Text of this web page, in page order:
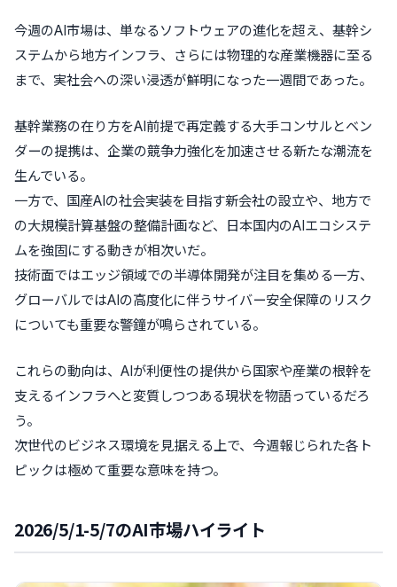
今週のAI市場は、単なるソフトウェアの進化を超え、基幹シ
ステムから地方インフラ、さらには物理的な産業機器に至る
まで、実社会への深い浸透が鮮明になった一週間であった。
基幹業務の在り方をAI前提で再定義する大手コンサルとベン
ダーの提携は、企業の競争力強化を加速させる新たな潮流を
生んでいる。
一方で、国産AIの社会実装を目指す新会社の設立や、地方で
の大規模計算基盤の整備計画など、日本国内のAIエコシステ
ムを強固にする動きが相次いだ。
技術面ではエッジ領域での半導体開発が注目を集める一方、
グローバルではAIの高度化に伴うサイバー安全保障のリスク
についても重要な警鐘が鳴らされている。
これらの動向は、AIが利便性の提供から国家や産業の根幹を
支えるインフラへと変質しつつある現状を物語っているだろ
う。
次世代のビジネス環境を見据える上で、今週報じられた各ト
ピックは極めて重要な意味を持つ。
2026/5/1-5/7のAI市場ハイライト